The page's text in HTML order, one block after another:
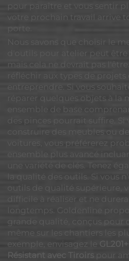
pour paraître et vous sentir
votre prochain travail arrive
porte.
Nous savons que choisir le
d'outils pour atelier peut
mais cela ne devrait pas
réfléchir aux types de
entreprendre. Si vous
réparer quelques objets à la
ensemble de base
des pinces pourrait suffire. Si
construire des meubles ou
voitures, vous préférerez
ensemble plus avancé
une variété de clés. Tenez
la qualité des outils. Si vous
outils de qualité supérieure,
difficile à réaliser et ne
longtemps. Goldenline
grande qualité, conçus pour
même sur les chantiers les
exemple, envisagez le
Résistant avec Tiroirs pour